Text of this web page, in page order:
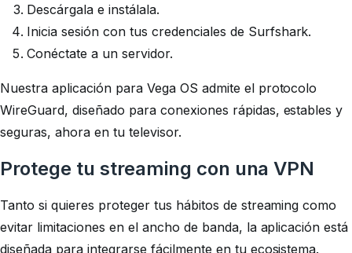
Descárgala e instálala.
Inicia sesión con tus credenciales de Surfshark.
Conéctate a un servidor.
Nuestra aplicación para Vega OS admite el protocolo
WireGuard, diseñado para conexiones rápidas, estables y
seguras, ahora en tu televisor.
Protege tu streaming con una VPN
Tanto si quieres proteger tus hábitos de streaming como
evitar limitaciones en el ancho de banda, la aplicación está
diseñada para integrarse fácilmente en tu ecosistema.